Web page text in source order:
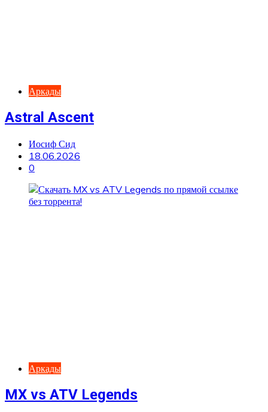
Аркады
Astral Ascent
Иосиф Сид
18.06.2026
0
Аркады
MX vs ATV Legends